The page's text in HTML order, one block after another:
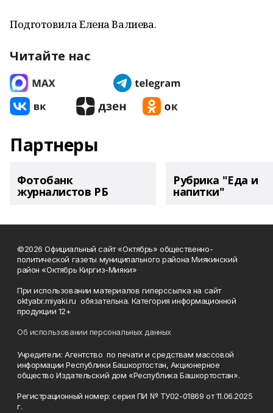
Подготовила Елена Валиева.
Читайте нас
Партнеры
Фотобанк
журналистов РБ
Рубрика "Еда и
напитки"
©2026 Официальный сайт «Октябрь» общественно-
политической газеты муниципального района Миякинский
район «Октябрь Киргиз-Мияки»
При использовании материалов гиперссылка на сайт
oktyabr.miyaki.ru обязательна. Категория информационной
продукции 12+
Об использовании персональных данных
Учредители: Агентство по печати и средствам массовой
информации Республики Башкортостан, Акционерное
общество Издательский дом «Республика Башкортостан».
Регистрационный номер: серия ПИ № ТУ02-01869 от 11.06.2025
г.